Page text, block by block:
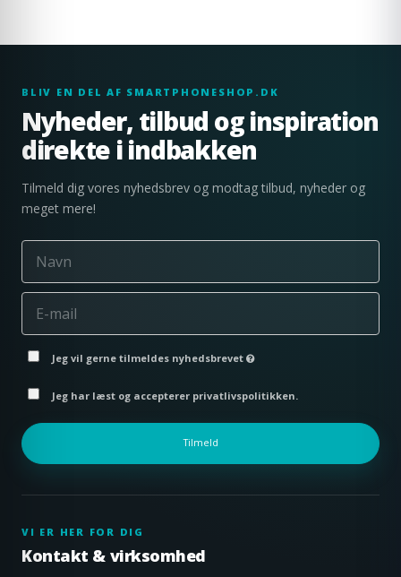
BLIV EN DEL AF SMARTPHONESHOP.DK
Nyheder, tilbud og inspiration
direkte i indbakken
Tilmeld dig vores nyhedsbrev og modtag tilbud, nyheder og
meget mere!
Jeg vil gerne tilmeldes nyhedsbrevet
Jeg har læst og accepterer privatlivspolitikken.
Tilmeld
VI ER HER FOR DIG
Kontakt & virksomhed